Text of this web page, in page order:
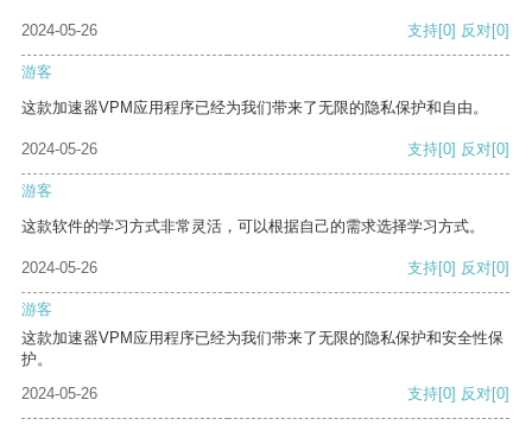
2024-05-26 支持[0] 反对[0]
游客
这款加速器VPM应用程序已经为我们带来了无限的隐私保护和自由。
2024-05-26 支持[0] 反对[0]
游客
这款软件的学习方式非常灵活，可以根据自己的需求选择学习方式。
2024-05-26 支持[0] 反对[0]
游客
这款加速器VPM应用程序已经为我们带来了无限的隐私保护和安全性保
护。
2024-05-26
支持[0] 反对[0]